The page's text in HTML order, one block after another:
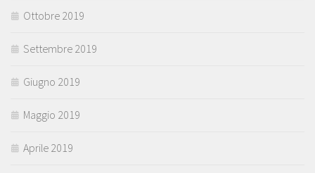
Ottobre 2019
Settembre 2019
Giugno 2019
Maggio 2019
Aprile 2019